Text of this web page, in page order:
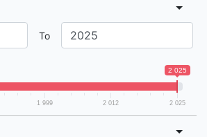
To
2 025
1 999 2 012 2 025